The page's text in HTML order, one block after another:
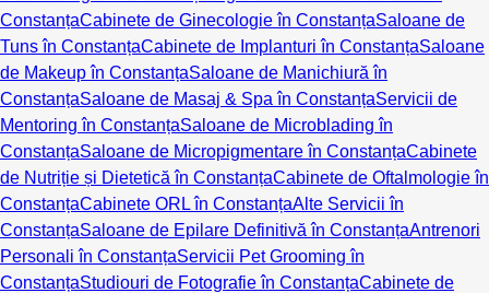
ConstanțaCabinete de Ginecologie în ConstanțaSaloane de
Tuns în ConstanțaCabinete de Implanturi în ConstanțaSaloane
de Makeup în ConstanțaSaloane de Manichiură în
ConstanțaSaloane de Masaj & Spa în ConstanțaServicii de
Mentoring în ConstanțaSaloane de Microblading în
ConstanțaSaloane de Micropigmentare în ConstanțaCabinete
de Nutriție și Dietetică în ConstanțaCabinete de Oftalmologie în
ConstanțaCabinete ORL în ConstanțaAlte Servicii în
ConstanțaSaloane de Epilare Definitivă în ConstanțaAntrenori
Personali în ConstanțaServicii Pet Grooming în
ConstanțaStudiouri de Fotografie în ConstanțaCabinete de